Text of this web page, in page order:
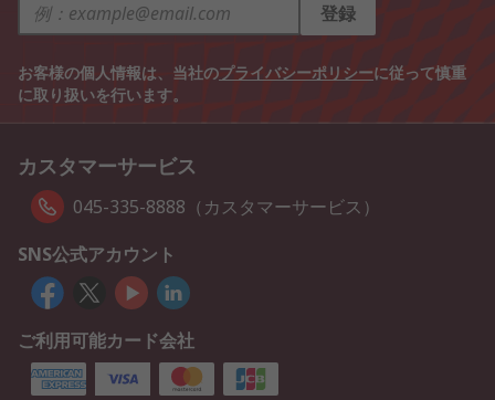
登録
お客様の個人情報は、当社のプライバシーポリシーに従って慎重
に取り扱いを行います。
カスタマーサービス
045-335-8888（カスタマーサービス）
SNS公式アカウント
ご利用可能カード会社